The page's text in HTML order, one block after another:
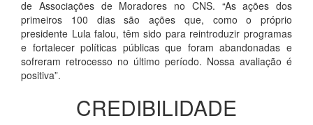
de Associações de Moradores no CNS. “As ações dos
primeiros 100 dias são ações que, como o próprio
presidente Lula falou, têm sido para reintroduzir programas
e fortalecer políticas públicas que foram abandonadas e
sofreram retrocesso no último período. Nossa avaliação é
positiva”.
CREDIBILIDADE